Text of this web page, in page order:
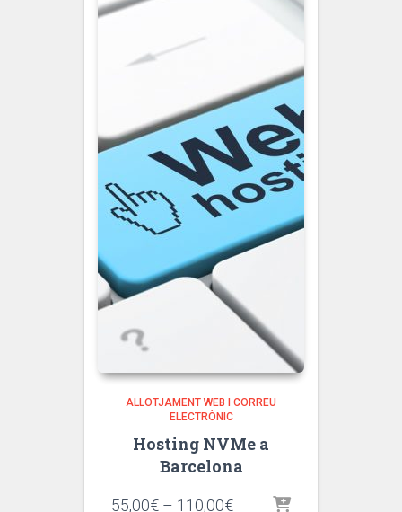
ALLOTJAMENT WEB I CORREU
ELECTRÒNIC
Hosting NVMe a
Barcelona
55,00€ – 110,00€Interval